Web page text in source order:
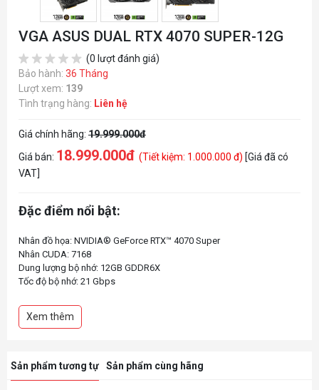
VGA ASUS DUAL RTX 4070 SUPER-12G
(0 lượt đánh giá)
Bảo hành: 36 Tháng
Lượt xem: 139
Tình trạng hàng: Liên hệ
Giá chính hãng: 19.999.000đ
Giá bán: 18.999.000đ (Tiết kiệm: 1.000.000 đ) [Giá đã có
VAT]
Đặc điểm nổi bật:
Nhân đồ họa: NVIDIA® GeForce RTX™ 4070 Super
Nhân CUDA: 7168
Dung lượng bộ nhớ: 12GB GDDR6X
Tốc độ bộ nhớ: 21 Gbps
Xem thêm
Sản phẩm tương tự Sản phẩm cùng hãng